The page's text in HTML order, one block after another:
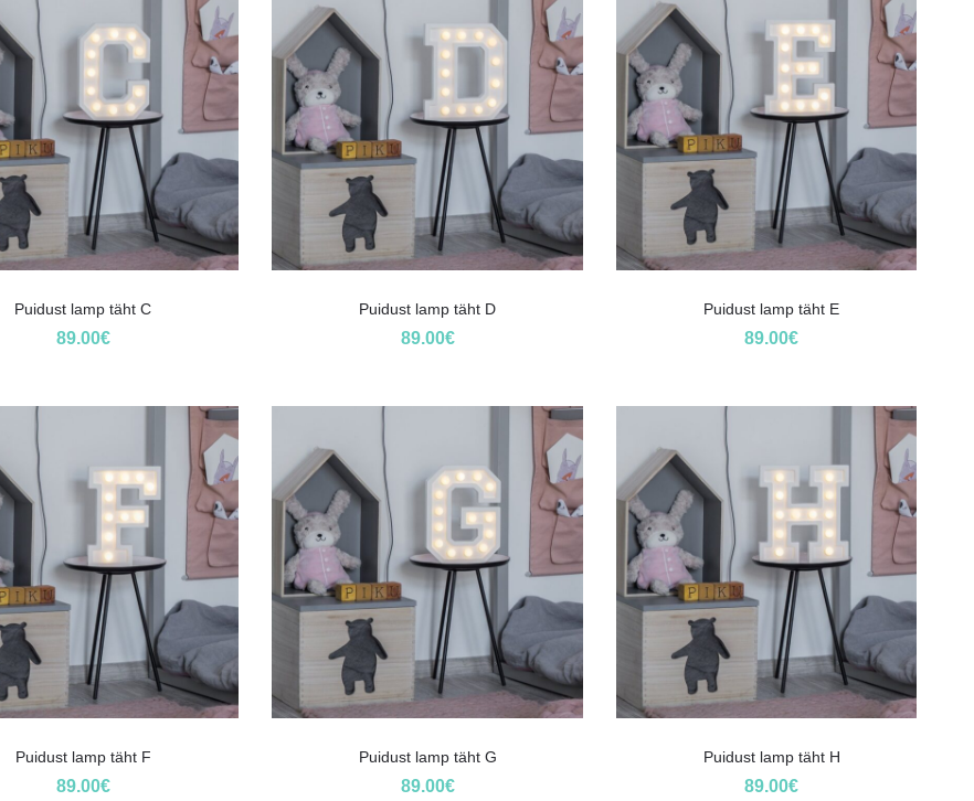
Puidust lamp täht C
89.00€
Puidust lamp täht D
89.00€
Puidust lamp täht E
89.00€
Puidust lamp täht F
89.00€
Puidust lamp täht G
89.00€
Puidust lamp täht H
89.00€